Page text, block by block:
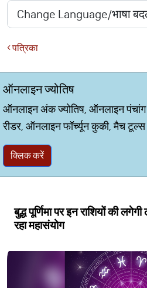
पत्रिका
ऑनलाइन ज्योतिष
ऑनलाइन अंक ज्योतिष, ऑनलाइन
रीडर, ऑनलाइन फॉर्च्यून कुकी, मैच टूल्स
क्लिक करें
बुद्ध पूर्णिमा पर इन राशियों की
रहा महासंयोग